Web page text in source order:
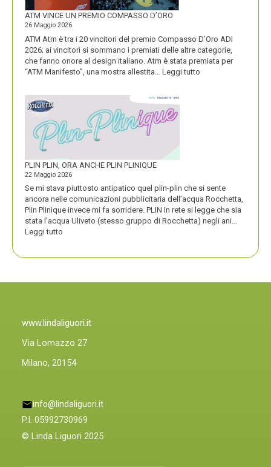
FORTE
ATM VINCE UN PREMIO COMPASSO D’ORO
26 Maggio 2026
ATM Atm è tra i 20 vincitori del premio Compasso D’Oro ADI
2026; ai vincitori si sommano i premiati delle altre categorie,
che fanno onore al design italiano. Atm è stata premiata per
“ATM Manifesto”, una mostra allestita… Leggi tutto
PLIN PLIN, ORA ANCHE PLIN PLINIQUE
22 Maggio 2026
Se mi stava piuttosto antipatico quel plin-plin che si sente
ancora nelle comunicazioni pubblicitaria dell’acqua Rocchetta,
Plin Plinique invece mi fa sorridere. PLIN In rete si legge che sia
stata l’acqua Uliveto (stesso gruppo di Rocchetta) negli ani…
Leggi tutto
www.lindaliguori.it
Via Lomazzo 27
Milano, 20154
info@lindaliguori.it
P.I. 05992730969
© Linda Liguori 2025